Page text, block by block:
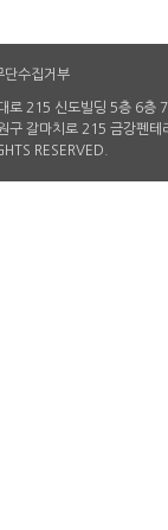
단수집거부
로 215 신도빌딩 5층 6층
구 갈마치로 215 금강펜
RESERVED.